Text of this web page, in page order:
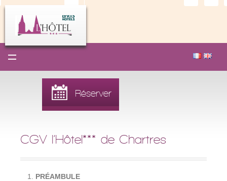
MENU
Présentation
Nos salons
Tourisme
CGV l’Hôtel*** de Chartres
PRÉAMBULE
Réserver